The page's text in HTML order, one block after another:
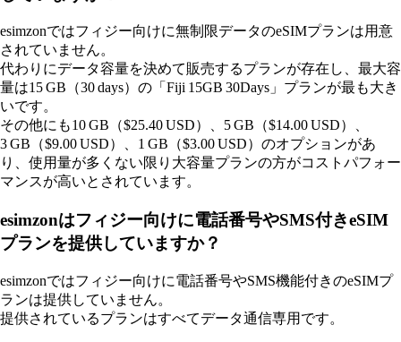
esimzonではフィジー向けに無制限データのeSIMプランは用意
されていません。
代わりにデータ容量を決めて販売するプランが存在し、最大容
量は15 GB（30 days）の「Fiji 15GB 30Days」プランが最も大き
いです。
その他にも10 GB（$25.40 USD）、5 GB（$14.00 USD）、
3 GB（$9.00 USD）、1 GB（$3.00 USD）のオプションがあ
り、使用量が多くない限り大容量プランの方がコストパフォー
マンスが高いとされています。
esimzonはフィジー向けに電話番号やSMS付きeSIM
プランを提供していますか？
esimzonではフィジー向けに電話番号やSMS機能付きのeSIMプ
ランは提供していません。
提供されているプランはすべてデータ通信専用です。